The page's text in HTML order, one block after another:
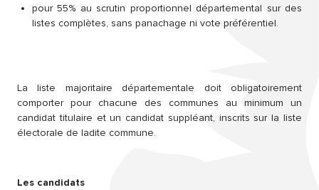
pour 55% au scrutin proportionnel départemental sur des
listes complètes, sans panachage ni vote préférentiel.
La liste majoritaire départementale doit obligatoirement
comporter pour chacune des communes au minimum un
candidat titulaire et un candidat suppléant, inscrits sur la liste
électorale de ladite commune.
Les candidats